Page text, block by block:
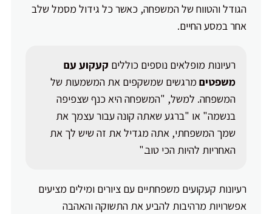
הגודל והטווח של המשפחה, כאשר כל גידול מסמל שלב
אחר במסע החיים.
רעיונות מופלאים נוספים כוללים קעקוע עם
משפטיםמרגשים שמשקפים את המשמעות של
המשפחה. למשל, "המשפחה היא כנף שצפיפה
בנשמה" או "ברגע שאתה קונה עבור עצמך את
שמך המשפחתי, אתה מגדיל את זה שיש לך את
האחריות להיות הכי טוב."
רעיונות קעקועים משפחתיים עם ציורים ומילים מציעים
אפשרויות מרהיבות להביע את התשוקה והאהבה